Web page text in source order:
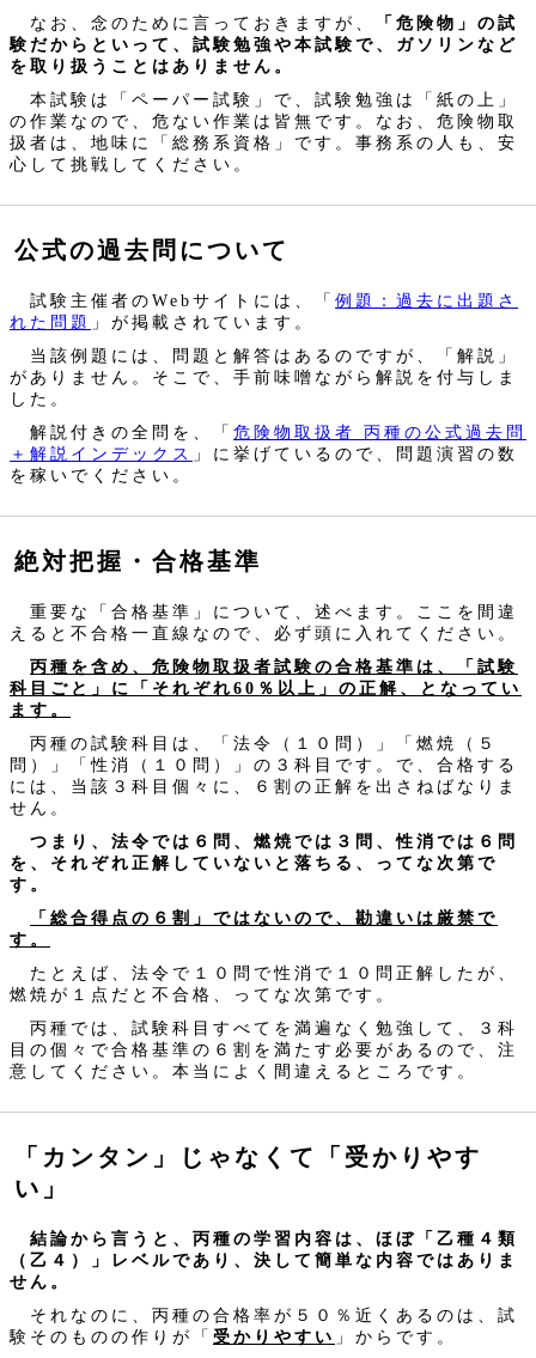
なお、念のために言っておきますが、
「危険物」の試
験だからといって、試験勉強や本試験で、ガソリンなど
を取り扱うことはありません。
本試験は「ペーパー試験」で、試験勉強は「紙の上」
の作業なので、危ない作業は皆無です。なお、危険物取
扱者は、地味に「総務系資格」です。事務系の人も、安
心して挑戦してください。
公式の過去問について
試験主催者のWebサイトには、「 例題：過去に出題さ
れた問題 」が掲載されています。
当該例題には、問題と解答はあるのですが、「解説」
がありません。そこで、手前味噌ながら解説を付与しま
した。
解説付きの全問を、「 危険物取扱者 丙種の公式過去問
＋解説インデックス
」に挙げているので、問題演習の数
を稼いでください。
絶対把握・合格基準
重要な「合格基準」について、述べます。ここを間違
えると不合格一直線なので、必ず頭に入れてください。
丙種を含め、危険物取扱者試験の合格基準は、「試験
科目ごと」に「それぞれ60％以上」の正解、となってい
ます。
丙種の試験科目は、「法令（１０問）」「燃焼（５
問）」「性消（１０問）」の３科目です。で、合格する
には、当該３科目個々に、６割の正解を出さねばなりま
せん。
つまり、法令では６問、燃焼では３問、性消では６問
を、それぞれ正解していないと落ちる、ってな次第で
す。
「総合得点の６割」ではないので、勘違いは厳禁で
す。
たとえば、法令で１０問で性消で１０問正解したが、
燃焼が１点だと不合格、ってな次第です。
丙種では、試験科目すべてを満遍なく勉強して、３科
目の個々で合格基準の６割を満たす必要があるので、注
意してください。本当によく間違えるところです。
「カンタン」じゃなくて「受かりやす
い」
結論から言うと、丙種の学習内容は、ほぼ「乙種４類
（乙４）」レベルであり、決して簡単な内容ではありま
せん。
それなのに、丙種の合格率が５０％近くあるのは、試
験そのものの作りが「 受かりやすい 」からです。